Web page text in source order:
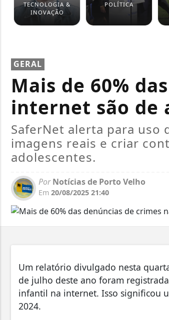
TECNOLOGIA &
INOVAÇÃO
POLÍTICA
GERAL
Mais de 60%
internet são de
SaferNet alerta para
imagens reais e criar
adolescentes.
PorNotícias de Porto Velho
Em 20/08/2025 21:40
Um relatório divulgado nesta
de julho deste ano foram
infantil na internet. Isso significou
2024.